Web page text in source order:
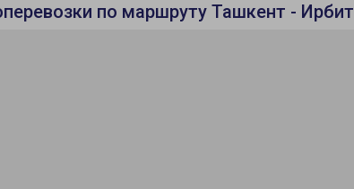
по маршруту Ташкент - Ирбит